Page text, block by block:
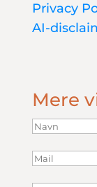
Privacy
AI-
Mere